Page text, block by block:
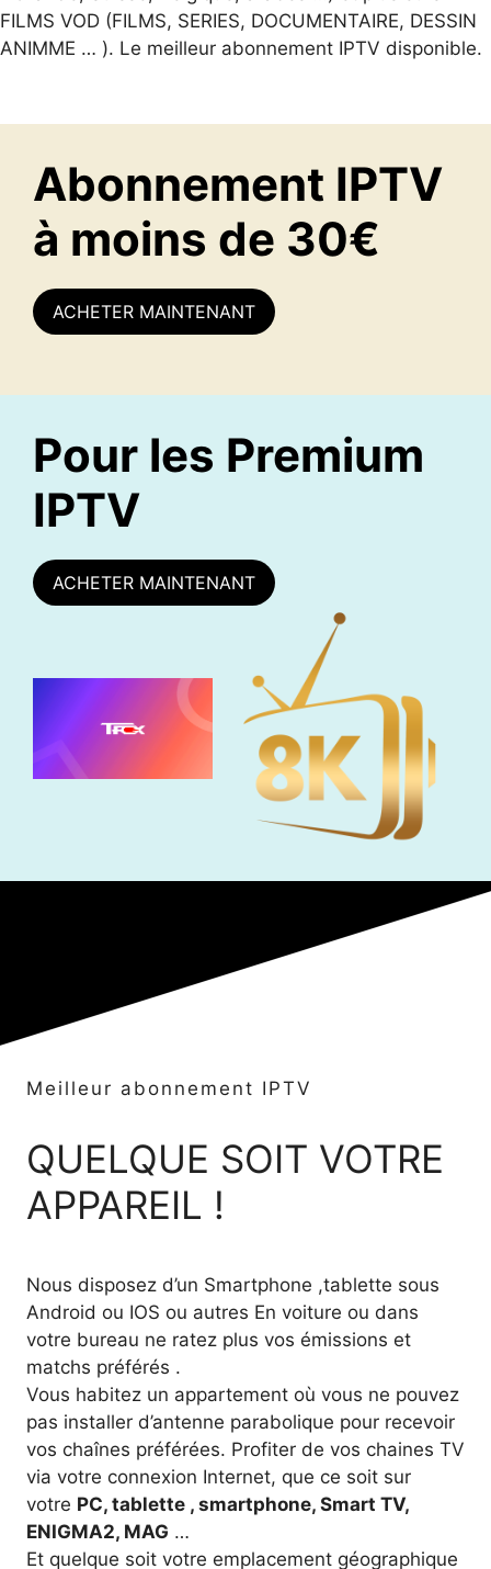
FILMS VOD (FILMS, SERIES, DOCUMENTAIRE, DESSIN
ANIMME … ). Le meilleur abonnement IPTV disponible.
Abonnement IPTV
à moins de 30€
ACHETER MAINTENANT
Pour les Premium
IPTV
ACHETER MAINTENANT
Meilleur abonnement IPTV
QUELQUE SOIT VOTRE
APPAREIL !
Nous disposez d’un Smartphone ,tablette sous
Android ou IOS ou autres En voiture ou dans
votre bureau ne ratez plus vos émissions et
matchs préférés .
Vous habitez un appartement où vous ne pouvez
pas installer d’antenne parabolique pour recevoir
vos chaînes préférées. Profiter de vos chaines TV
via votre connexion Internet, que ce soit sur
votre PC, tablette , smartphone, Smart TV,
ENIGMA2, MAG …
Et quelque soit votre emplacement géographique